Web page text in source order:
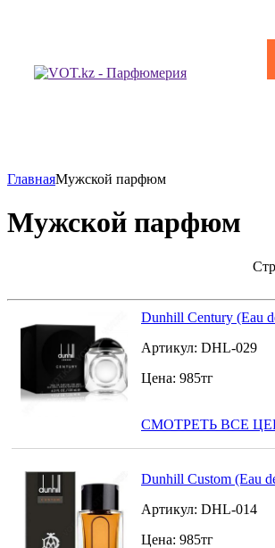
ГлавнаяМужской парфюм
Мужской парфюм
Dunhill Century (Eau
Артикул: DHL-029
Цена: 985тг
СМОТРЕТЬ ВСЕ
Dunhill Custom (Eau
Артикул: DHL-014
Цена: 985тг